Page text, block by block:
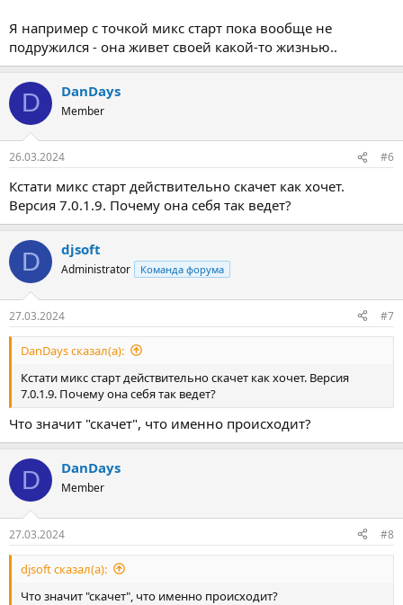
Я например с точкой микс старт пока вообще не
подружился - она живет своей какой-то жизнью..
D DanDays
Member
26.03.2024 #6
Кстати микс старт действительно скачет как хочет.
Версия 7.0.1.9. Почему она себя так ведет?
D djsoft
Administrator Команда форума
27.03.2024 #7
DanDays сказал(а):
Кстати микс старт действительно скачет как хочет. Версия
7.0.1.9. Почему она себя так ведет?
Что значит "скачет", что именно происходит?
D DanDays
Member
27.03.2024 #8
djsoft сказал(а):
Что значит "скачет", что именно происходит?